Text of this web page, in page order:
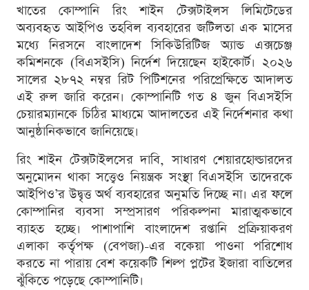
খাতের কোম্পানি রিং শাইন টেক্সটাইলস লিমিটেডের
অব্যবহৃত আইপিও তহবিল ব্যবহারের জটিলতা এক মাসের
মধ্যে নিরসনে বাংলাদেশ সিকিউরিটিজ অ্যান্ড এক্সচেঞ্জ
কমিশনকে (বিএসইসি) নির্দেশ দিয়েছেন হাইকোর্ট। ২০২৬
সালের ২৮৭২ নম্বর রিট পিটিশনের পরিপ্রেক্ষিতে আদালত
এই রুল জারি করেন। কোম্পানিটি গত ৪ জুন বিএসইসি
চেয়ারম্যানকে চিঠির মাধ্যমে আদালতের এই নির্দেশনার কথা
আনুষ্ঠানিকভাবে জানিয়েছে।
রিং শাইন টেক্সটাইলসের দাবি, সাধারণ শেয়ারহোল্ডারদের
অনুমোদন থাকা সত্ত্বেও নিয়ন্ত্রক সংস্থা বিএসইসি তাদেরকে
আইপিও’র উদ্বৃত্ত অর্থ ব্যবহারের অনুমতি দিচ্ছে না। এর ফলে
কোম্পানির ব্যবসা সম্প্রসারণ পরিকল্পনা মারাত্মকভাবে
ব্যাহত হচ্ছে। পাশাপাশি বাংলাদেশ রপ্তানি প্রক্রিয়াকরণ
এলাকা কর্তৃপক্ষ (বেপজা)-এর বকেয়া পাওনা পরিশোধ
করতে না পারায় বেশ কয়েকটি শিল্প প্লটের ইজারা বাতিলের
ঝুঁকিতে পড়েছে কোম্পানিটি।